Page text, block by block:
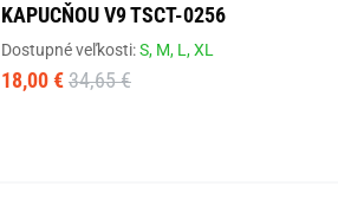
KAPUCŇOU V9 TSCT-0256
Dostupné veľkosti:S, M, L,XL
18,00 € 34,65 €